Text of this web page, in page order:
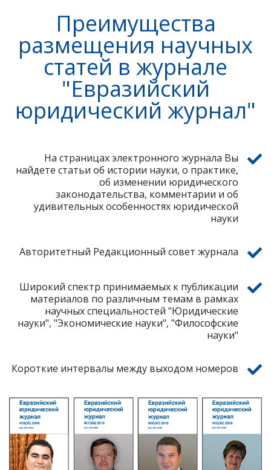
Преимущества
размещения научных
статей в журнале
"Евразийский
юридический журнал"
На страницах электронного журнала Вы
найдете статьи об истории науки, о практике,
об изменении юридического
законодательства, комментарии и об
удивительных особенностях юридической
науки
Авторитетный Редакционный совет журнала
Широкий спектр принимаемых к публикации
материалов по различным темам в рамках
научных специальностей "Юридические
науки", "Экономические науки", "Философские
науки"
Короткие интервалы между выходом номеров